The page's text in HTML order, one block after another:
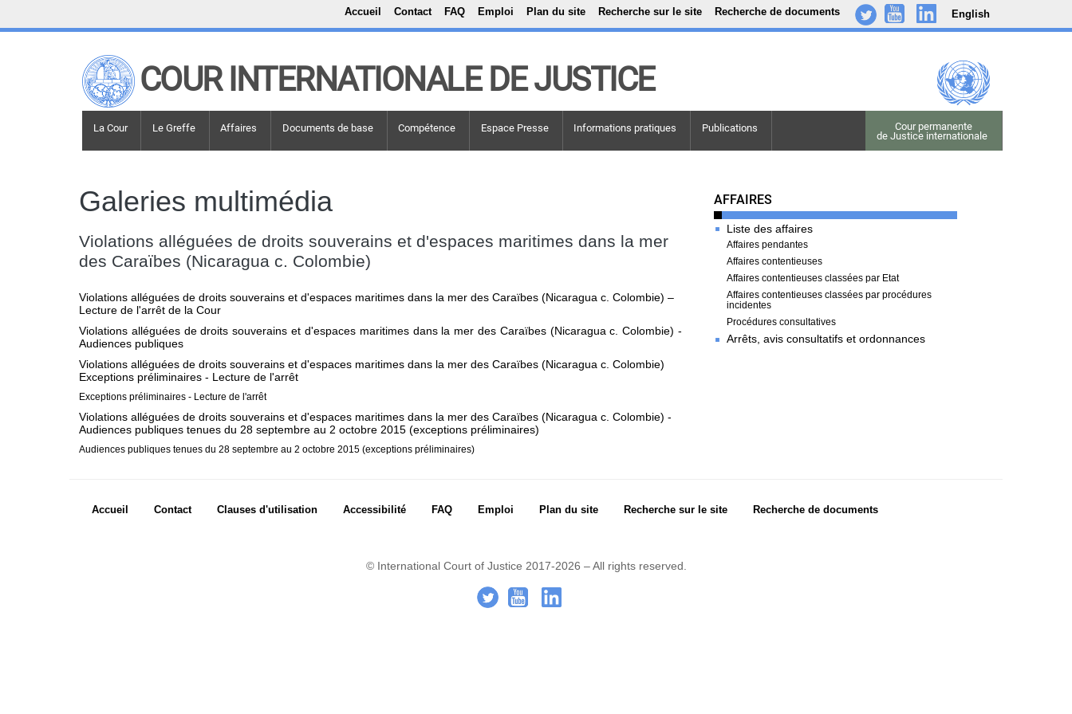
Aller au contenu principal
Top Menu
Accueil Contact FAQ Emploi Plan du site Recherche sur le site Recherche de documents
. - .. English
COUR INTERNATIONALE DE JUSTICE
Main navigation
La Cour Le Greffe Affaires Documents de base Compétence Espace Presse Informations pratiques Publications
Cour permanente
de Justice internationale
Galeries multimédia
Violations alléguées de droits souverains et d'espaces maritimes dans la mer
des Caraïbes (Nicaragua c. Colombie)
Violations alléguées de droits souverains et d'espaces maritimes dans la mer des Caraïbes (Nicaragua c. Colombie) –
Lecture de l'arrêt de la Cour
Violations alléguées de droits souverains et d'espaces maritimes dans la mer des Caraïbes (Nicaragua c. Colombie) -
Audiences publiques
Violations alléguées de droits souverains et d'espaces maritimes dans la mer des Caraïbes (Nicaragua c. Colombie)
Exceptions préliminaires - Lecture de l'arrêt
Exceptions préliminaires - Lecture de l'arrêt
Violations alléguées de droits souverains et d'espaces maritimes dans la mer des Caraïbes (Nicaragua c. Colombie) -
Audiences publiques tenues du 28 septembre au 2 octobre 2015 (exceptions préliminaires)
Audiences publiques tenues du 28 septembre au 2 octobre 2015 (exceptions préliminaires)
Cases
AFFAIRES
Liste des affaires
Affaires pendantes
Affaires contentieuses
Affaires contentieuses classées par Etat
Affaires contentieuses classées par procédures
incidentes
Procédures consultatives
Arrêts, avis consultatifs et ordonnances
Top Menu
Recherche sur le site
Main navigation
Historique
Membres actuels
Présidence
Déclarations du président
ad hoc
ad hoc actuels
Tous les jugesad hoc
Fonctionnement
Rapports annuels
80e anniversaire de la Cour
Footer menu
Accueil Contact Clauses d'utilisation Accessibilité FAQ Emploi Plan du site Recherche sur le site Recherche de documents
© International Court of Justice 2017-2026 – All rights reserved.
. - ..